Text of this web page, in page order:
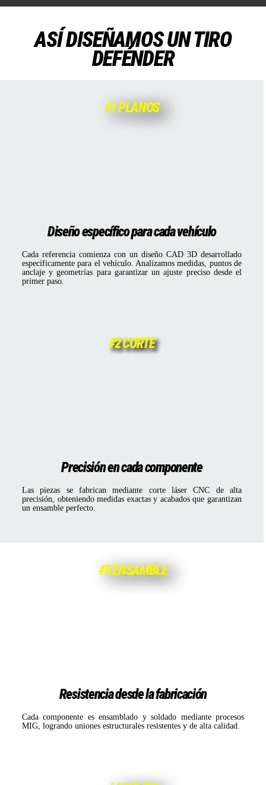
ASÍ DISEÑAMOS UN TIRO
DEFÉNDER
#1 PLANOS
Diseño específico para cada vehículo
Cada referencia comienza con un diseño CAD 3D desarrollado
específicamente para el vehículo. Analizamos medidas, puntos de
anclaje y geometrías para garantizar un ajuste preciso desde el
primer paso.
#2 CORTE
Precisión en cada componente
Las piezas se fabrican mediante corte láser CNC de alta
precisión, obteniendo medidas exactas y acabados que garantizan
un ensamble perfecto.
#3 ENSAMBLE
Resistencia desde la fabricación
Cada componente es ensamblado y soldado mediante procesos
MIG, logrando uniones estructurales resistentes y de alta calidad.